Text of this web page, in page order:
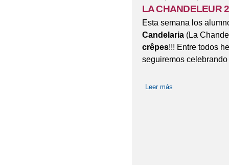
LA CHANDELEUR
Esta semana los
Candelaria(La
crêpes!!! Entre todos
seguiremos
Leer más